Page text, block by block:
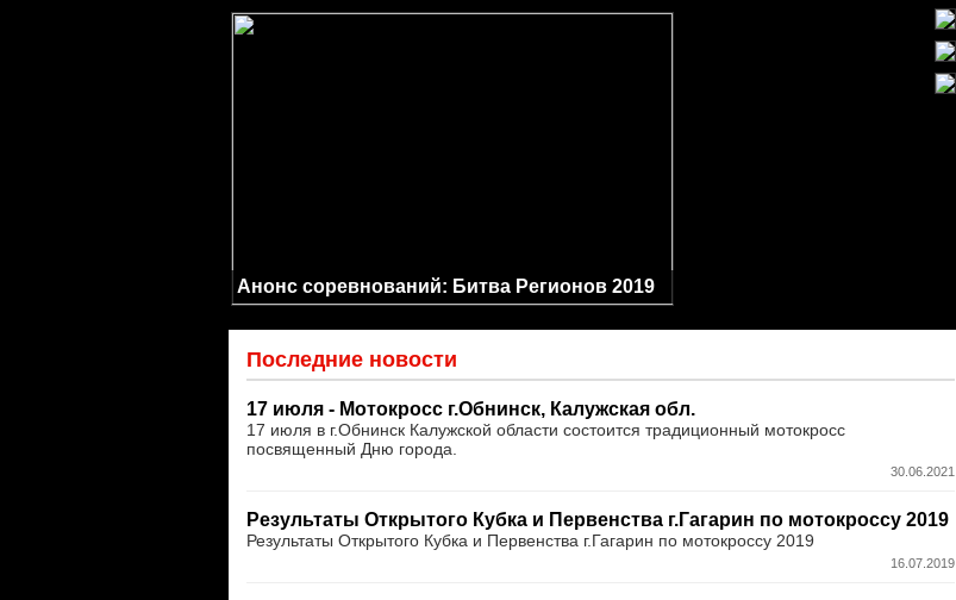
Анонс соревнований: Битва Регионов 2019
Последние новости
17 июля - Мотокросс г.Обнинск, Калужская обл.
17 июля в г.Обнинск Калужской области состоится традиционный мотокросс
посвященный Дню города.
30.06.2021
Результаты Открытого Кубка и Первенства г.Гагарин по мотокроссу 2019
Результаты Открытого Кубка и Первенства г.Гагарин по мотокроссу 2019
16.07.2019